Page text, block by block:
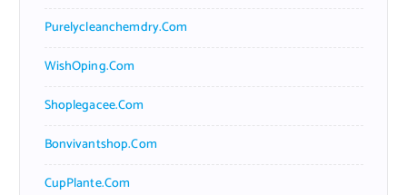
Purelycleanchemdry.com
WishOping.com
Shoplegacee.com
Bonvivantshop.com
CupPlante.com